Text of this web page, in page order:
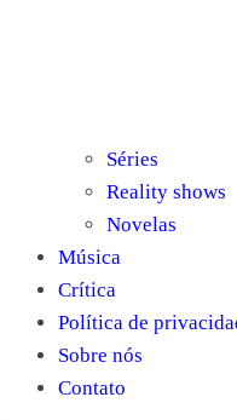
Séries
Reality shows
Novelas
Música
Crítica
Política de
Sobre nós
Contato